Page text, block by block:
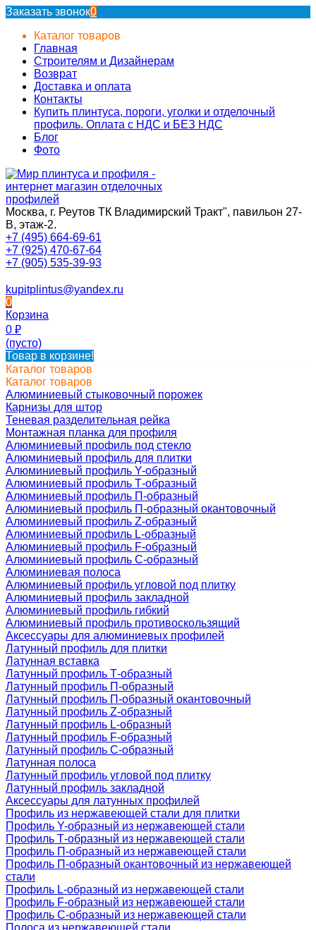
Заказать звонок0
Каталог товаров
Главная
Строителям и Дизайнерам
Возврат
Доставка и оплата
Контакты
Купить плинтуса, пороги, уголки и отделочный
профиль. Оплата с НДС и БЕЗ НДС
Блог
Фото
Москва, г. Реутов ТК Владимирский Тракт", павильон 27-
В, этаж-2.
+7 (495) 664-69-61
+7 (925) 470-67-64
+7 (905) 535-39-93
kupitplintus@yandex.ru
0
Корзина
0 ₽
(пусто)
Товар в корзине!
Каталог товаров
Каталог товаров
Алюминиевый стыковочный порожек
Карнизы для штор
Теневая разделительная рейка
Монтажная планка для профиля
Алюминиевый профиль под стекло
Алюминиевый профиль для плитки
Алюминиевый профиль Y-образный
Алюминиевый профиль Т-образный
Алюминиевый профиль П-образный
Алюминиевый профиль П-образный окантовочный
Алюминиевый профиль Z-образный
Алюминиевый профиль L-образный
Алюминиевый профиль F-образный
Алюминиевый профиль C-образный
Алюминиевая полоса
Алюминиевый профиль угловой под плитку
Алюминиевый профиль закладной
Алюминиевый профиль гибкий
Алюминиевый профиль противоскользящий
Аксессуары для алюминиевых профилей
Латунный профиль для плитки
Латунная вставка
Латунный профиль Т-образный
Латунный профиль П-образный
Латунный профиль П-образный окантовочный
Латунный профиль Z-образный
Латунный профиль L-образный
Латунный профиль F-образный
Латунный профиль C-образный
Латунная полоса
Латунный профиль угловой под плитку
Латунный профиль закладной
Аксессуары для латунных профилей
Профиль из нержавеющей стали для плитки
Профиль Y-образный из нержавеющей стали
Профиль Т-образный из нержавеющей стали
Профиль П-образный из нержавеющей стали
Профиль П-образный окантовочный из нержавеющей
стали
Профиль L-образный из нержавеющей стали
Профиль F-образный из нержавеющей стали
Профиль C-образный из нержавеющей стали
Полоса из нержавеющей стали